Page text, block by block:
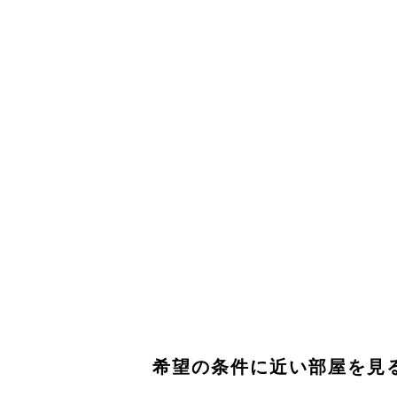
希望の条件に近い部屋を見